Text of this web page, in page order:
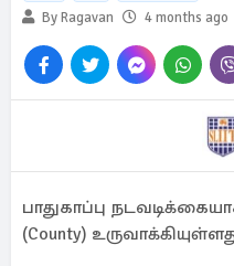
By Ragavan
4 months ago
பாதுகாப்பு
(County)